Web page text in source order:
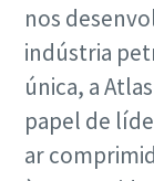
nos
indústria
única, a
papel de
ar